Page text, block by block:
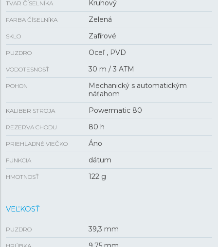
TVAR ČÍSELNÍKA Kruhový
FARBA ČÍSELNÍKA Zelená
SKLO Zafírové
PUZDRO Oceľ , PVD
VODOTESNOSŤ 30 m / 3 ATM
POHON
Mechanický s automatickým
náťahom
KALIBER STROJA Powermatic 80
REZERVA CHODU 80 h
PRIEHĽADNÉ VIEČKO Áno
FUNKCIA dátum
HMOTNOSŤ 122 g
VEĽKOSŤ
PUZDRO 39,3 mm